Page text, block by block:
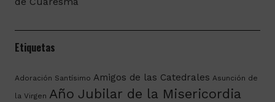
Etiquetas
Adoración Santísimo Amigos de las Catedrales Asunción de
la Virgen Año Jubilar de la Misericordia